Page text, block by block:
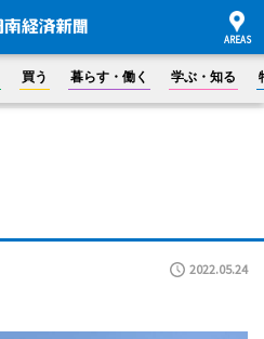
買う 暮らす・働く 学ぶ・知る
2022.05.24